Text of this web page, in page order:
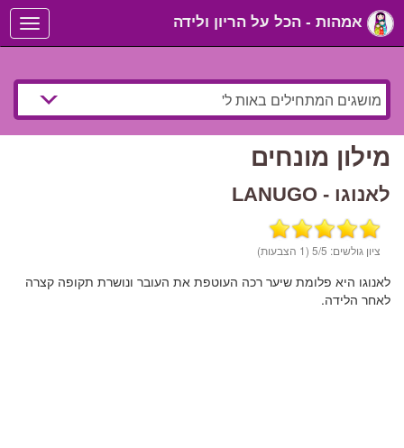
Toggle
navigation
מילון מונחים
לאנוגו - LANUGO
ציון גולשים: 5/5 (1 הצבעות)
לאנוגו היא פלומת שיער רכה העוטפת את העובר ונושרת תקופה קצרה
לאחר הלידה.